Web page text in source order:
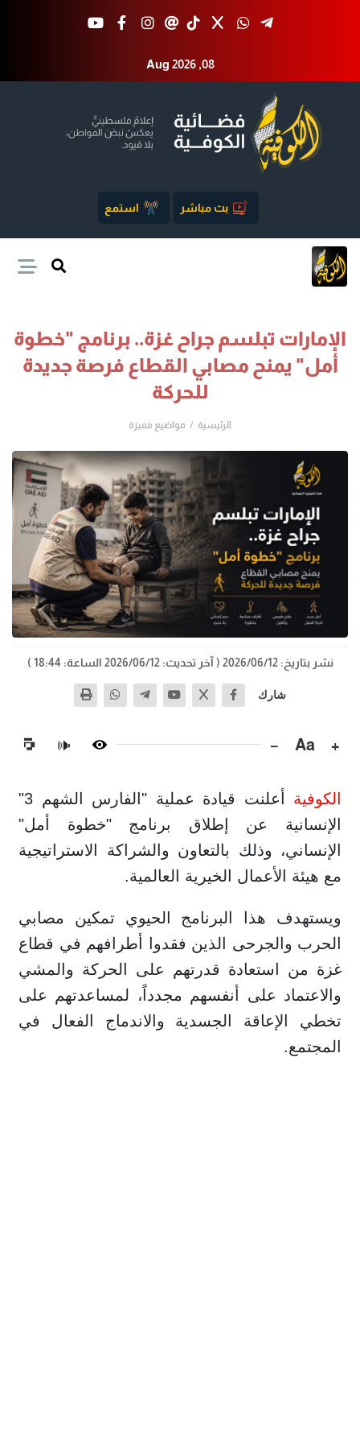
Aug 2026 ,08
بث مباشر استمع
الإمارات تبلسم جراح غزة.. برنامج "خطوة
أمل" يمنح مصابي القطاع فرصة جديدة
للحركة
الرئيسية مواضيع مميزة
نشر بتاريخ: 2026/06/12 ( آخر تحديث: 2026/06/12 الساعة: 18:44 )
شارك
+
Aa
−
🔊
الكوفية
أعلنت قيادة عملية "الفارس الشهم 3"
الإنسانية عن إطلاق برنامج "خطوة أمل"
الإنساني، وذلك بالتعاون والشراكة الاستراتيجية
مع هيئة الأعمال الخيرية العالمية.
ويستهدف هذا البرنامج الحيوي تمكين مصابي
الحرب والجرحى الذين فقدوا أطرافهم في قطاع
غزة من استعادة قدرتهم على الحركة والمشي
والاعتماد على أنفسهم مجدداً، لمساعدتهم على
تخطي الإعاقة الجسدية والاندماج الفعال في
المجتمع.